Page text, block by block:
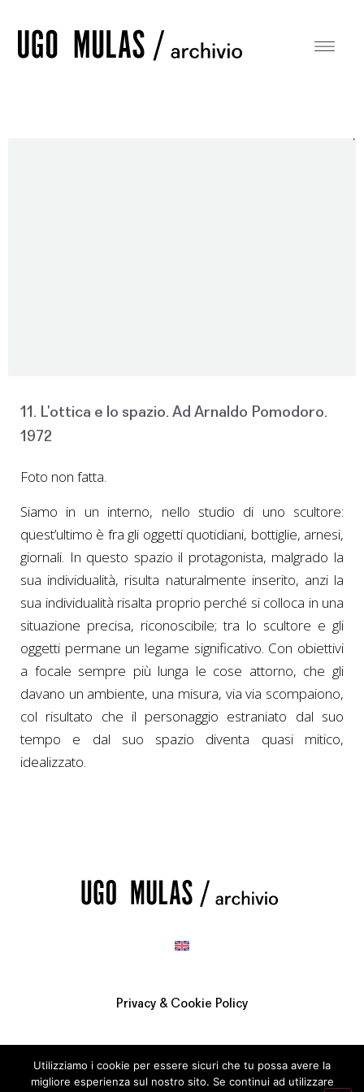
11. L’ottica e lo spazio. Ad Arnaldo Pomodoro.
1972
Foto non fatta.
Siamo in un interno, nello studio di uno scultore:
quest’ultimo è fra gli oggetti quotidiani, bottiglie, arnesi,
giornali. In questo spazio il protagonista, malgrado la
sua individualità, risulta naturalmente inserito, anzi la
sua individualità risalta proprio perché si colloca in una
situazione precisa, riconoscibile; tra lo scultore e gli
oggetti permane un legame significativo. Con obiettivi
a focale sempre più lunga le cose attorno, che gli
davano un ambiente, una misura, via via scompaiono,
col risultato che il personaggio estraniato dal suo
tempo e dal suo spazio diventa quasi mitico,
idealizzato.
Privacy & Cookie Policy
Utilizziamo i cookie per essere sicuri che tu possa avere la
migliore esperienza sul nostro sito. Se continui ad utilizzare